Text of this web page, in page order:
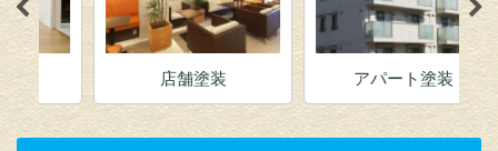
店舗塗装 アパート塗装